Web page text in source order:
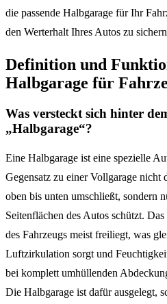
die passende Halbgarage für Ihr
den Werterhalt Ihres Autos zu
Definition und
Halbgarage für
Was versteckt sich hinter
„Halbgarage“?
Eine Halbgarage ist eine spezielle
Gegensatz zu einer Vollgarage nicht
oben bis unten umschließt, sondern
Seitenflächen des Autos schützt.
des Fahrzeugs meist freiliegt, was
Luftzirkulation sorgt und
bei komplett umhüllenden
Die Halbgarage ist dafür ausgelegt,